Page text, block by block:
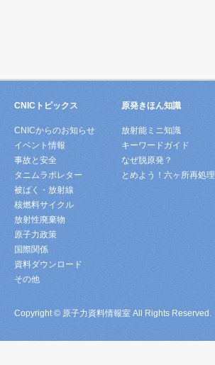
CNICトピックス
CNICからのお知らせ
イベント情報
事故と安全
タニムラボレター
被ばく・放射線
核燃料サイクル
放射性廃棄物
原子力政策
国際関係
資料ダウンロード
その他
原発きほん知識
放射能ミニ知識
キーワードガイド
なぜ脱原発？
とめよう！六ヶ所再処理
Copyright © 原子力資料情報室 All Rights Reserved.